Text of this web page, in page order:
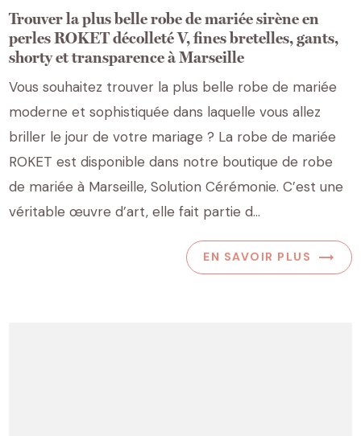
Trouver la plus belle robe de mariée sirène en
perles ROKET décolleté V, fines bretelles, gants,
shorty et transparence à Marseille
Vous souhaitez trouver la plus belle robe de mariée
moderne et sophistiquée dans laquelle vous allez
briller le jour de votre mariage ? La robe de mariée
ROKET est disponible dans notre boutique de robe
de mariée à Marseille, Solution Cérémonie. C’est une
véritable œuvre d’art, elle fait partie d...
EN SAVOIR PLUS